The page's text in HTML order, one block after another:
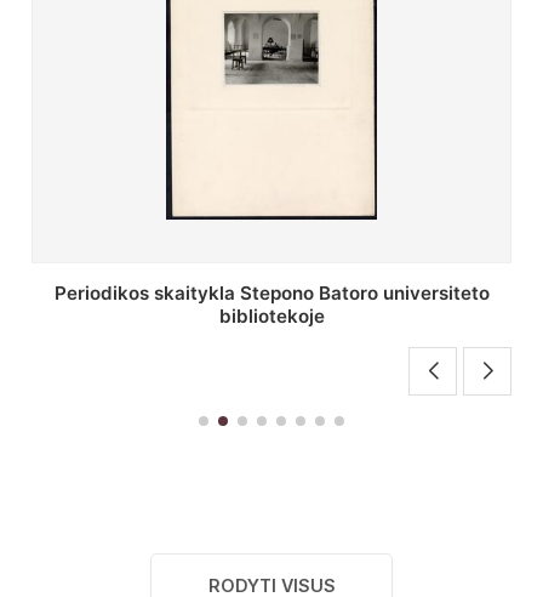
Stepono Batoro universiteto bibliotekos antrojo
aukšto fojė
RODYTI VISUS